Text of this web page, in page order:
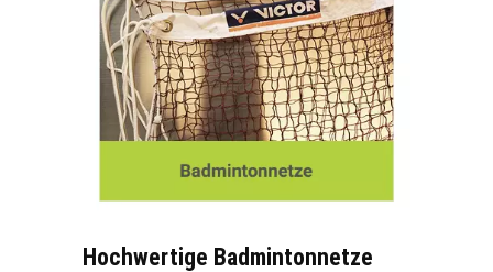
Hochwertige Badmintonnetze